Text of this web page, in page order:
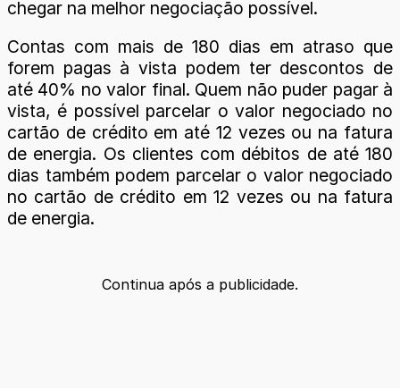
chegar na melhor negociação possível.
Contas com mais de 180 dias em atraso que
forem pagas à vista podem ter descontos de
até 40% no valor final. Quem não puder pagar à
vista, é possível parcelar o valor negociado no
cartão de crédito em até 12 vezes ou na fatura
de energia. Os clientes com débitos de até 180
dias também podem parcelar o valor negociado
no cartão de crédito em 12 vezes ou na fatura
de energia.
Continua após a publicidade.